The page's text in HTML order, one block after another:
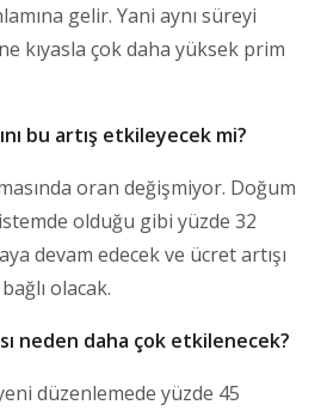
gelir. Yani aynı süreyi
kıyasla çok daha yüksek prim
bu artış etkileyecek mi?
oran değişmiyor. Doğum
olduğu gibi yüzde 32
devam edecek ve ücret artışı
olacak.
neden daha çok etkilenecek?
düzenlemede yüzde 45